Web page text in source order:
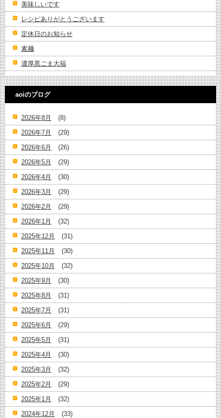
美味しいです
レシピありがとうございます
定休日のお知らせ
素麺
濃厚黒ごま大福
aoiのブログ
2026年8月
(8)
2026年7月
(29)
2026年6月
(26)
2026年5月
(29)
2026年4月
(30)
2026年3月
(29)
2026年2月
(29)
2026年1月
(32)
2025年12月
(31)
2025年11月
(30)
2025年10月
(32)
2025年9月
(30)
2025年8月
(31)
2025年7月
(31)
2025年6月
(29)
2025年5月
(31)
2025年4月
(30)
2025年3月
(32)
2025年2月
(29)
2025年1月
(32)
2024年12月
(33)